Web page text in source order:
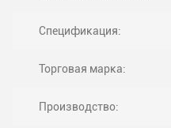
Спецификация:
Торговая марка:
Производство: